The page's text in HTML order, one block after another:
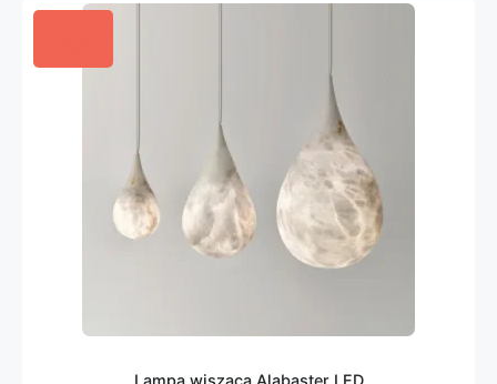
Lampa wisząca Alabaster LED